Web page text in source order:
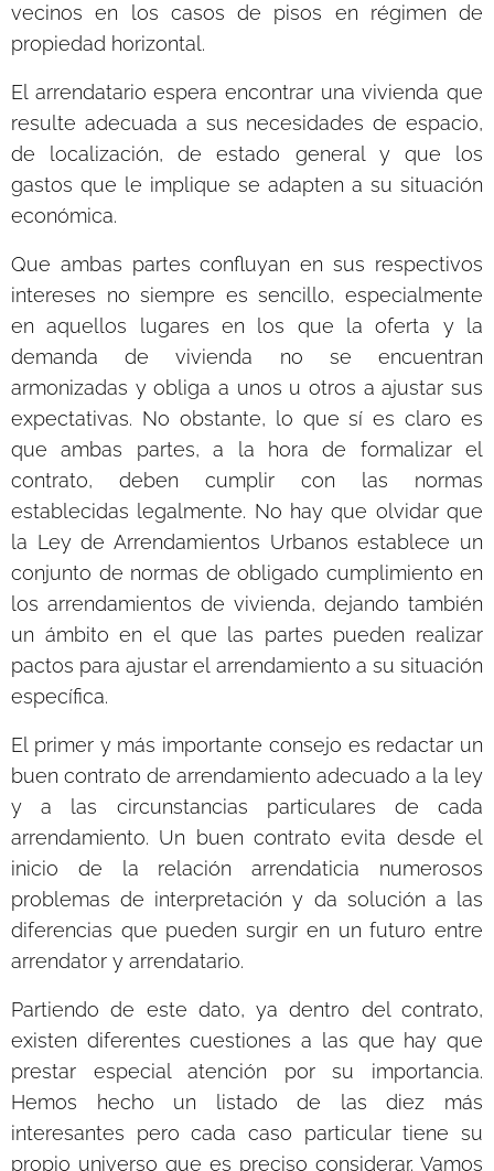
vecinos en los casos de pisos en régimen de
propiedad horizontal.
El arrendatario espera encontrar una vivienda que
resulte adecuada a sus necesidades de espacio,
de localización, de estado general y que los
gastos que le implique se adapten a su situación
económica.
Que ambas partes confluyan en sus respectivos
intereses no siempre es sencillo, especialmente
en aquellos lugares en los que la oferta y la
demanda de vivienda no se encuentran
armonizadas y obliga a unos u otros a ajustar sus
expectativas. No obstante, lo que sí es claro es
que ambas partes, a la hora de formalizar el
contrato, deben cumplir con las normas
establecidas legalmente. No hay que olvidar que
la Ley de Arrendamientos Urbanos establece un
conjunto de normas de obligado cumplimiento en
los arrendamientos de vivienda, dejando también
un ámbito en el que las partes pueden realizar
pactos para ajustar el arrendamiento a su situación
específica.
El primer y más importante consejo es redactar un
buen contrato de arrendamiento adecuado a la ley
y a las circunstancias particulares de cada
arrendamiento. Un buen contrato evita desde el
inicio de la relación arrendaticia numerosos
problemas de interpretación y da solución a las
diferencias que pueden surgir en un futuro entre
arrendator y arrendatario.
Partiendo de este dato, ya dentro del contrato,
existen diferentes cuestiones a las que hay que
prestar especial atención por su importancia.
Hemos hecho un listado de las diez más
interesantes pero cada caso particular tiene su
propio universo que es preciso considerar. Vamos